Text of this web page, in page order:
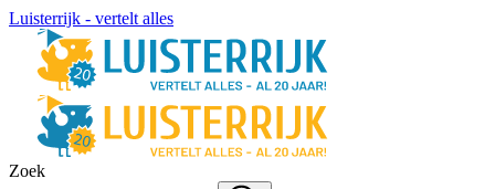
Luisterrijk - vertelt alles
Zoek